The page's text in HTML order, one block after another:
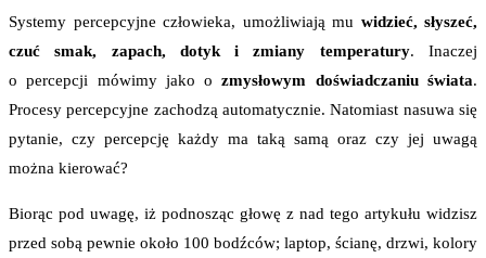
Systemy percepcyjne człowieka, umożliwiają mu widzieć, słyszeć,
czuć smak, zapach, dotyk i zmiany temperatury. Inaczej
o percepcji mówimy jako ozmysłowym doświadczaniu świata.
Procesy percepcyjne zachodzą automatycznie. Natomiast nasuwa się
pytanie, czy percepcję każdy ma taką samą oraz czy jej uwagą
można kierować?
Biorąc pod uwagę, iż podnosząc głowę z nad tego artykułu widzisz
przed sobą pewnie około 100 bodźców; laptop, ścianę, drzwi, kolory